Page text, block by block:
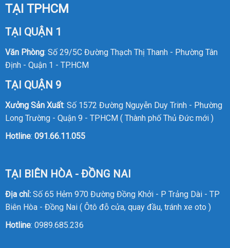
TẠI TPHCM
TẠI QUẬN 1
Văn Phòng: Số 29/5C Đường Thạch Thị Thanh - Phường Tân
Định - Quận 1 - TP.HCM
TẠI QUẬN 9
Xưởng Sản Xuất: Số 1572 Đường Nguyễn Duy Trinh - Phường
Long Trường - Quận 9 - TPHCM ( Thành phố Thủ Đức mới )
Hotline: 091.66.11.055
TẠI BIÊN HÒA - ĐỒNG NAI
Địa chỉ:Số 65 Hẻm 970 Đường Đồng Khởi - P Trảng Dài - TP
Biên Hòa - Đồng Nai ( Ôtô đỗ cửa, quay đầu, tránh xe oto )
Hotline: 0989.685.236